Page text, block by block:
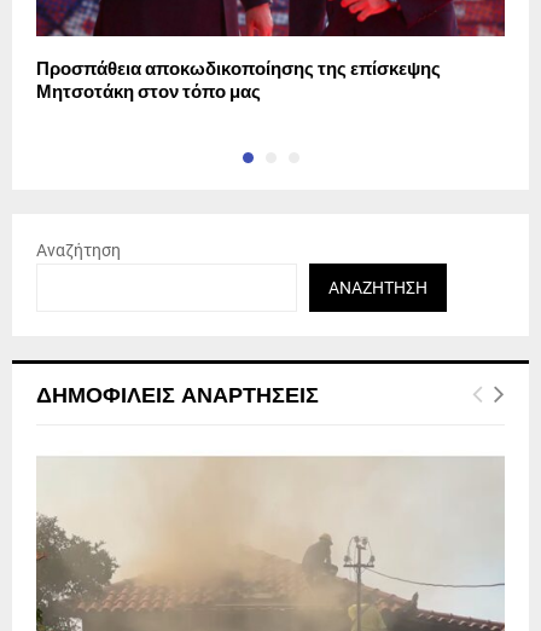
Προσπάθεια αποκωδικοποίησης της επίσκεψης
Μητσοτάκη στον τόπο μας
Αναζήτηση
ΑΝΑΖΉΤΗΣΗ
ΔΗΜΟΦΙΛΕΊΣ ΑΝΑΡΤΉΣΕΙΣ